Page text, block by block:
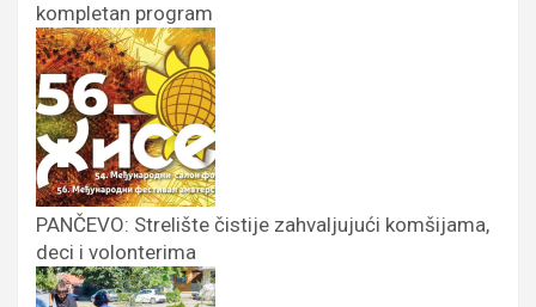
kompletan program
PANČEVO: Strelište čistije zahvaljujući komšijama,
deci i volonterima